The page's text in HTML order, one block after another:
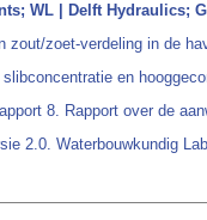
WL | Delft Hydraulics;
zout/zoet-verdeling in de
en
8. Rapport over de
2.0. Waterbouwkundig